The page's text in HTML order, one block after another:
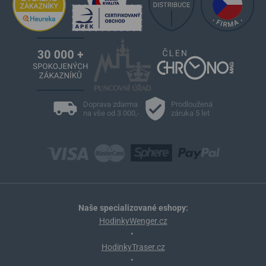
Doprava zdarma
na vše od 3 000,-
Prodloužená
záruka 5 let
Naše specializované eshopy:
HodinkyWenger.cz
•
HodinkyTraser.cz
•